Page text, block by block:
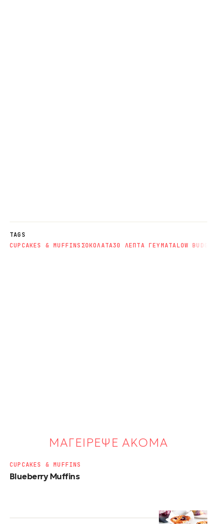
TAGS
CUPCAKES & MUFFINS ΣΟΚΟΛΑΤΑ30 ΛΕΠΤΑ ΓΕΥΜΑΤΑLOW BUDGET
ΜΑΓΕΙΡΕΨΕ ΑΚΟΜΑ
Blueberry Muffins
CUPCAKES & MUFFINS